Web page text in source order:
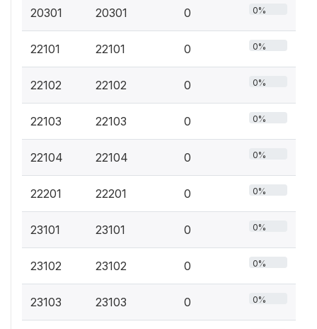
20301 20301 0 0%
22101 22101 0 0%
22102 22102 0 0%
22103 22103 0 0%
22104 22104 0 0%
22201 22201 0 0%
23101 23101 0 0%
23102 23102 0 0%
23103 23103 0 0%